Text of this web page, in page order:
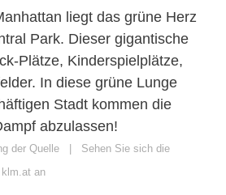
liegt das grüne Herz
Park. Dieser gigantische
Plätze, Kinderspielplätze,
In diese grüne Lunge
Stadt kommen die
abzulassen!
der Quelle | Sehen Sie sich die
an